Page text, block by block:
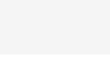
OGGETTI